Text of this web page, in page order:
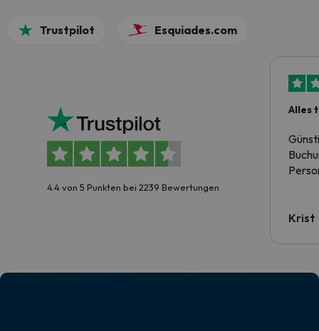
Trustpilot Esquiades.com
4.4 von 5 Punkten bei 2239 Bewertungen
Alles
Krist